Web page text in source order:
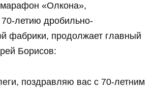
«Олкона»,
летию дробильно-
фабрики, продолжает главный
Борисов:
поздравляю вас с 70-летним